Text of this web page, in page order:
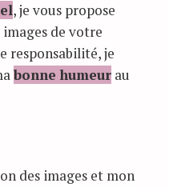
, je vous propose
de votre
responsabilité, je
bonne humeur au
des images et mon